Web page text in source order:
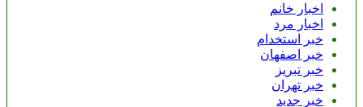
اخبار خانم
اخبار مرد
خبر استخدام
خبر اصفهان
خبر تبریز
خبر تهران
خبر جدید